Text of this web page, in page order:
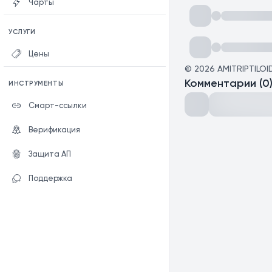
Чарты
УСЛУГИ
Цены
ИНСТРУМЕНТЫ
Смарт-ссылки
Верификация
Защита АП
Поддержка
© 2026
Комментарии (0)